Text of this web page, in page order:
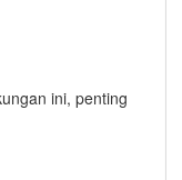
ini, penting